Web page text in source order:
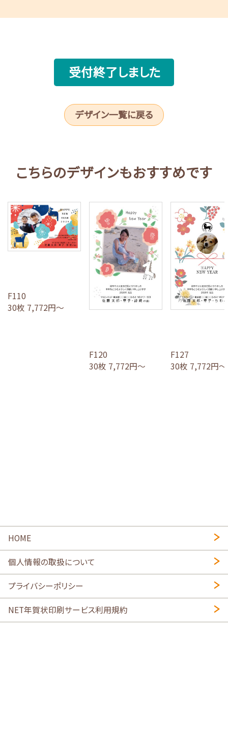
受付終了しました
デザイン一覧に戻る
こちらのデザインもおすすめです
F110
30枚 7,772円～
F120
30枚 7,772円～
F127
30枚 7,772円～
HOME
個人情報の取扱について
プライバシーポリシー
NET年賀状印刷サービス利用規約